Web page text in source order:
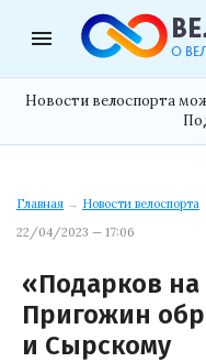
menu
Новости велоспорта
Главная → Новости велоспорта
22/04/2023 — 17:06
«Подарков на
Пригожин
и Сырскому